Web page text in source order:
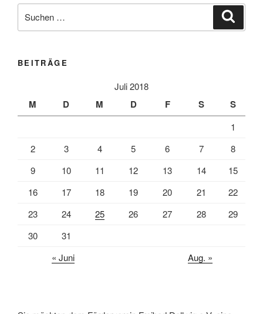
nach:
BEITRÄGE
Juli 2018
M D M D F S S
1
2
3 4 5 6 7
8
9
10 11 12 13 14
15
16
17 18 19 20 21
22
23
24 25 26 27 28
29
30
31
« Juni
Aug. »